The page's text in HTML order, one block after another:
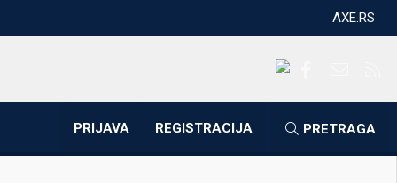
AXE.RS
PRIJAVA REGISTRACIJA PRETRAGA